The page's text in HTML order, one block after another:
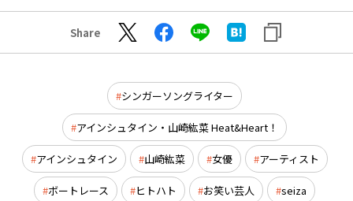
Share
シンガーソングライター
アインシュタイン・山崎紘菜 Heat&Heart！
アインシュタイン 山崎紘菜 女優 アーティスト
ボートレース ヒトハト お笑い芸人 seiza